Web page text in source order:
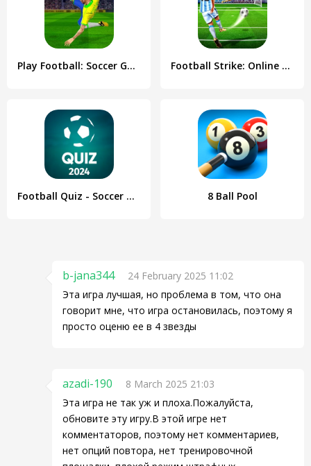
Play Football: Soccer Games Football Strike: Online Soccer
Football Quiz - Soccer Trivia 8 Ball Pool
b-jana344
24 February 2025 11:02
Эта игра лучшая, но проблема в том, что она
говорит мне, что игра остановилась, поэтому я
просто оценю ее в 4 звезды
azadi-190
8 March 2025 21:03
Эта игра не так уж и плоха.Пожалуйста,
обновите эту игру.В этой игре нет
комментаторов, поэтому нет комментариев,
нет опций повтора, нет тренировочной